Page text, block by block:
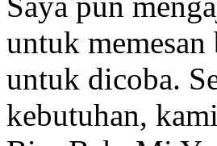
untuk
untuk dicoba.
kebutuhan,